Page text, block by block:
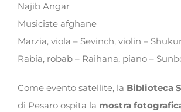
Najib Angar
Musiciste afghane
Marzia, viola – Sevinch, violin –
Rabia, robab – Raihana, piano –
Come evento satellite, la Biblioteca
di Pesaro ospita la mostra